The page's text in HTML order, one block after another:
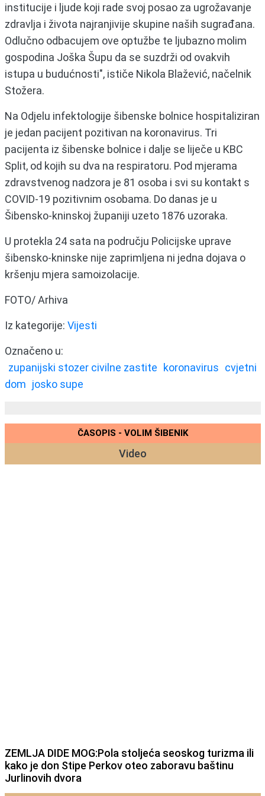
institucije i ljude koji rade svoj posao za ugrožavanje
zdravlja i života najranjivije skupine naših sugrađana.
Odlučno odbacujem ove optužbe te ljubazno molim
gospodina Joška Šupu da se suzdrži od ovakvih
istupa u budućnosti", ističe Nikola Blažević, načelnik
Stožera.
Na Odjelu infektologije šibenske bolnice hospitaliziran
je jedan pacijent pozitivan na koronavirus. Tri
pacijenta iz šibenske bolnice i dalje se liječe u KBC
Split, od kojih su dva na respiratoru. Pod mjerama
zdravstvenog nadzora je 81 osoba i svi su kontakt s
COVID-19 pozitivnim osobama. Do danas je u
Šibensko-kninskoj županiji uzeto 1876 uzoraka.
U protekla 24 sata na području Policijske uprave
šibensko-kninske nije zaprimljena ni jedna dojava o
kršenju mjera samoizolacije.
FOTO/ Arhiva
Iz kategorije: Vijesti
Označeno u:
zupanijski stozer civilne zastite koronavirus cvjetni
dom josko supe
ČASOPIS - VOLIM ŠIBENIK
Video
ZEMLJA DIDE MOG:Pola stoljeća seoskog turizma ili
kako je don Stipe Perkov oteo zaboravu baštinu
Jurlinovih dvora